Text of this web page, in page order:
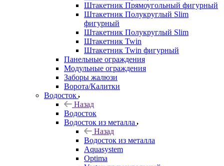
Штакетник Прямоугольный фигурный
Штакетник Полукруглый Slim
фигурный
Штакетник Полукруглый Slim
Штакетник Twin
Штакетник Twin фигурный
Панельные ограждения
Модульные ограждения
Заборы жалюзи
Ворота/Калитки
Водосток
Назад
Водосток
Водосток из металла
Назад
Водосток из металла
Aquasystem
Optima